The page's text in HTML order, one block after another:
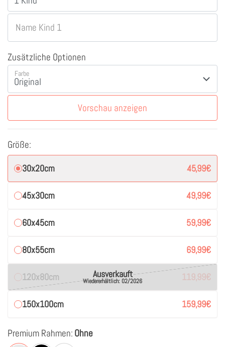
Name Kind 1
Zusätzliche Optionen
Farbe
Vorschau anzeigen
Größe:
30x20cm 45,99€
45x30cm 49,99€
60x45cm 59,99€
80x55cm 69,99€
120x80cm Ausverkauft
Wiedererhältlich: 02/2026 119,99€
150x100cm 159,99€
Premium Rahmen: Ohne